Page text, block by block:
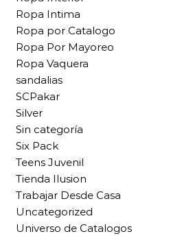
Ropa Intima
Ropa por Catalogo
Ropa Por Mayoreo
Ropa Vaquera
sandalias
SCPakar
Silver
Sin categoría
Six Pack
Teens Juvenil
Tienda Ilusion
Trabajar Desde Casa
Uncategorized
Universo de Catalogos